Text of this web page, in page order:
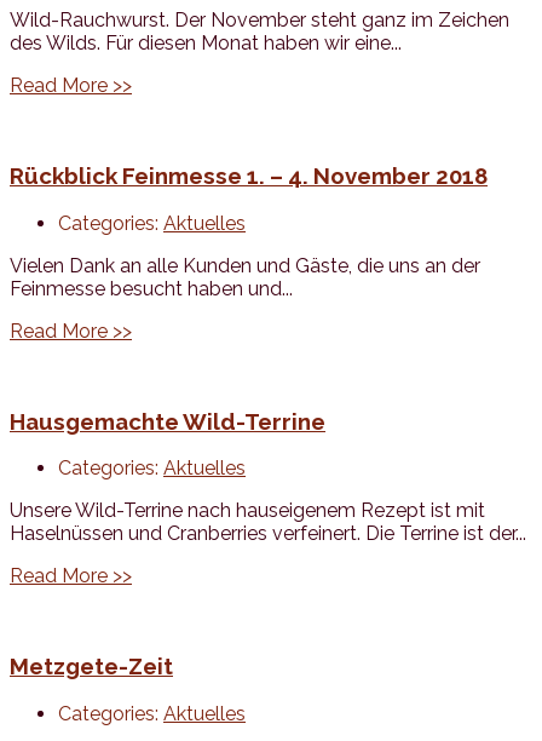
Wild-Rauchwurst. Der November steht ganz im Zeichen
des Wilds. Für diesen Monat haben wir eine...
Read More >>
Rückblick Feinmesse 1. – 4. November 2018
Categories: Aktuelles
Vielen Dank an alle Kunden und Gäste, die uns an der
Feinmesse besucht haben und...
Read More >>
Hausgemachte Wild-Terrine
Categories: Aktuelles
Unsere Wild-Terrine nach hauseigenem Rezept ist mit
Haselnüssen und Cranberries verfeinert. Die Terrine ist der...
Read More >>
Metzgete-Zeit
Categories: Aktuelles